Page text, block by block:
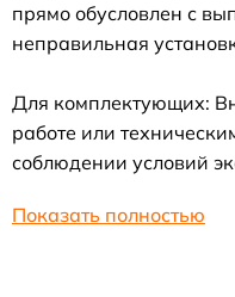
прямо обусловлен с
неправильная
Для комплектующих:
работе или
соблюдении условий
Показать полностью